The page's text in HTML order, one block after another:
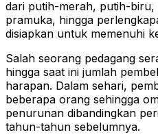
dari putih-merah, putih-
pramuka, hingga
disiapkan untuk memenuhi
Salah seorang pedagang
hingga saat ini jumlah
harapan. Dalam sehari,
beberapa orang sehingga
penurunan dibandingkan
tahun-tahun sebelumnya.